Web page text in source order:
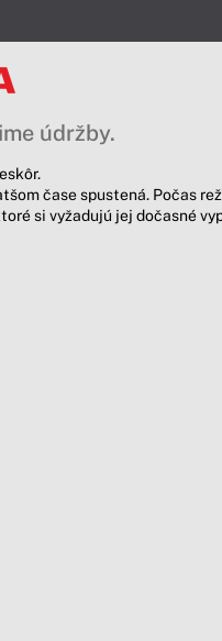
údržby.
čase spustená. Počas
si vyžadujú jej dočasné